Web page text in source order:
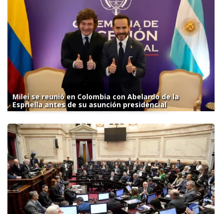
Milei se reunió en Colombia con Abelardo de la
Espriella antes de su asunción presidencial